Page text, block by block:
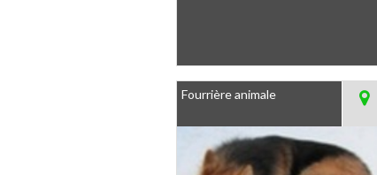
Fourrière animale